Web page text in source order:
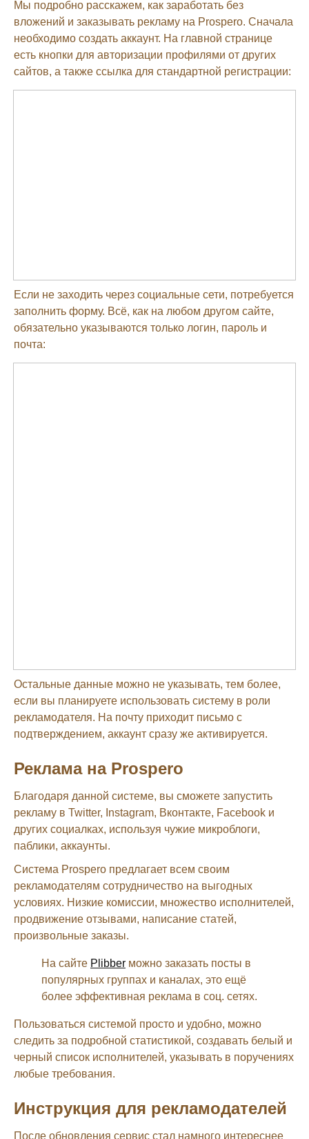
Мы подробно расскажем, как заработать без
вложений и заказывать рекламу на Prospero. Сначала
необходимо создать аккаунт. На главной странице
есть кнопки для авторизации профилями от других
сайтов, а также ссылка для стандартной регистрации:
Если не заходить через социальные сети, потребуется
заполнить форму. Всё, как на любом другом сайте,
обязательно указываются только логин, пароль и
почта:
Остальные данные можно не указывать, тем более,
если вы планируете использовать систему в роли
рекламодателя. На почту приходит письмо с
подтверждением, аккаунт сразу же активируется.
Реклама на Prospero
Благодаря данной системе, вы сможете запустить
рекламу в Twitter, Instagram, Вконтакте, Facebook и
других социалках, используя чужие микроблоги,
паблики, аккаунты.
Система Prospero предлагает всем своим
рекламодателям сотрудничество на выгодных
условиях. Низкие комиссии, множество исполнителей,
продвижение отзывами, написание статей,
произвольные заказы.
На сайте Plibber можно заказать посты в
популярных группах и каналах, это ещё
более эффективная реклама в соц. сетях.
Пользоваться системой просто и удобно, можно
следить за подробной статистикой, создавать белый и
черный список исполнителей, указывать в поручениях
любые требования.
Инструкция для рекламодателей
После обновления сервис стал намного интереснее